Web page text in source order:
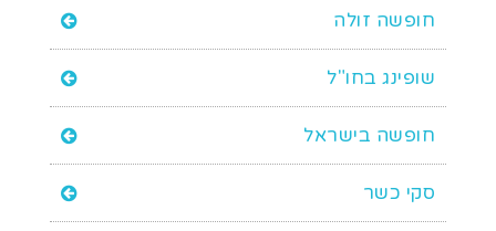
חופשה זולה
שופינג בחו"ל
חופשה בישראל
סקי כשר